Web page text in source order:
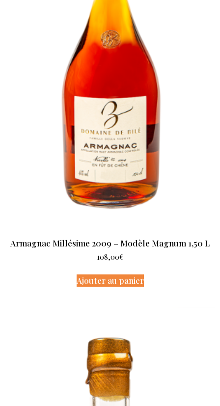
Armagnac Millésime 2009 – Modèle Magnum 1,50 L
108,00€
Ajouter au panier